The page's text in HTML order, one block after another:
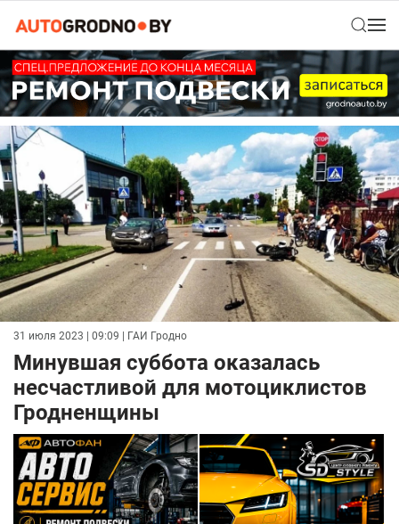
31 июля 2023 | 09:09 | ГАИ Гродно
Минувшая суббота оказалась
несчастливой для мотоциклистов
Гродненщины